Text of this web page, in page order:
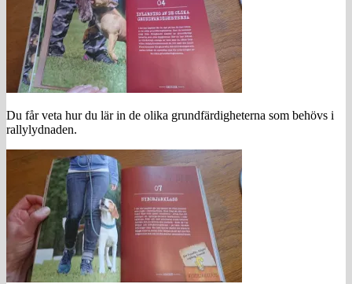
Du får veta hur du lär in de olika grundfärdigheterna som behövs i
rallylydnaden.